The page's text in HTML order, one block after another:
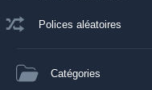
Polices aléatoires
Catégories